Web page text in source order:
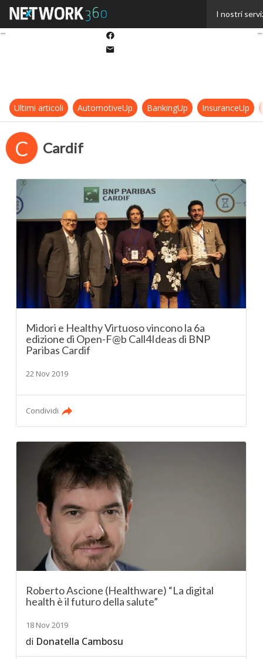
I nostri
Ultimi articoli AutomotiveUp BankingUp InsuranceUp
C Cardif
Midori e Healthy Virtuoso vincono la 6a
edizione di Open-F@b Call4Ideas di BNP
Paribas Cardif
22 Nov 2019
Condividi
Roberto Ascione (Healthware) “La digital
health è il futuro della salute”
18 Nov 2019
di Donatella Cambosu